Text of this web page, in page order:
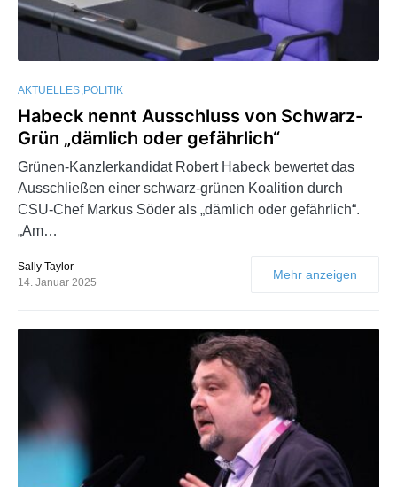
AKTUELLES POLITIK
Habeck nennt Ausschluss von Schwarz-
Grün „dämlich oder gefährlich“
Grünen-Kanzlerkandidat Robert Habeck bewertet das
Ausschließen einer schwarz-grünen Koalition durch
CSU-Chef Markus Söder als „dämlich oder gefährlich“.
„Am…
Sally Taylor
14. Januar 2025
Mehr anzeigen